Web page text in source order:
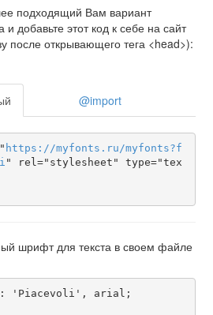
подходящий Вам вариант
добавьте этот код к себе на сайт
после открывающего тега <head>):
@import
https ://myfonts . ru /myfonts?f
" rel="stylesheet" type="tex
шрифт для текста в своем файле